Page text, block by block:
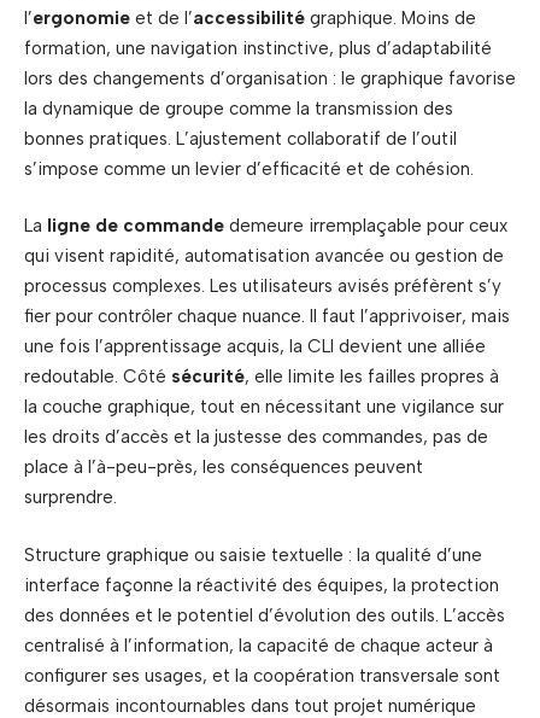
l’ergonomie et de l’accessibilité graphique. Moins de
formation, une navigation instinctive, plus d’adaptabilité
lors des changements d’organisation : le graphique favorise
la dynamique de groupe comme la transmission des
bonnes pratiques. L’ajustement collaboratif de l’outil
s’impose comme un levier d’efficacité et de cohésion.
La ligne de commande demeure irremplaçable pour ceux
qui visent rapidité, automatisation avancée ou gestion de
processus complexes. Les utilisateurs avisés préfèrent s’y
fier pour contrôler chaque nuance. Il faut l’apprivoiser, mais
une fois l’apprentissage acquis, la CLI devient une alliée
redoutable. Côté sécurité, elle limite les failles propres à
la couche graphique, tout en nécessitant une vigilance sur
les droits d’accès et la justesse des commandes, pas de
place à l’à-peu-près, les conséquences peuvent
surprendre.
Structure graphique ou saisie textuelle : la qualité d’une
interface façonne la réactivité des équipes, la protection
des données et le potentiel d’évolution des outils. L’accès
centralisé à l’information, la capacité de chaque acteur à
configurer ses usages, et la coopération transversale sont
désormais incontournables dans tout projet numérique